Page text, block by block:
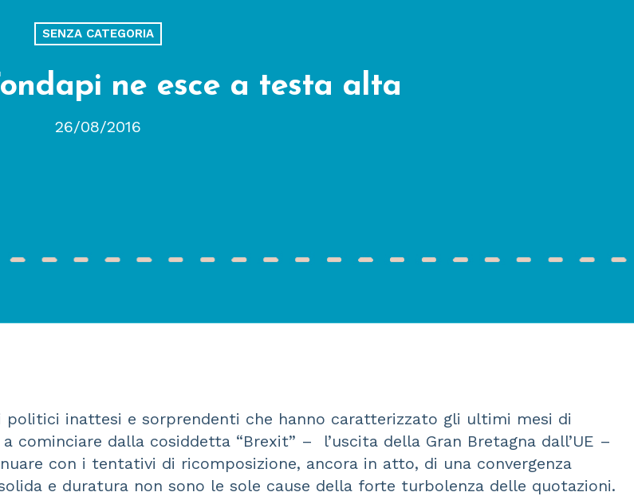
SENZA CATEGORIA
ne esce a testa alta
26/08/2016
politici inattesi e sorprendenti che hanno caratterizzato gli ultimi mesi di
a cominciare dalla cosiddetta “Brexit” – l’uscita della Gran Bretagna dall’UE –
con i tentativi di ricomposizione, ancora in atto, di una convergenza
e duratura non sono le sole cause della forte turbolenza delle quotazioni.